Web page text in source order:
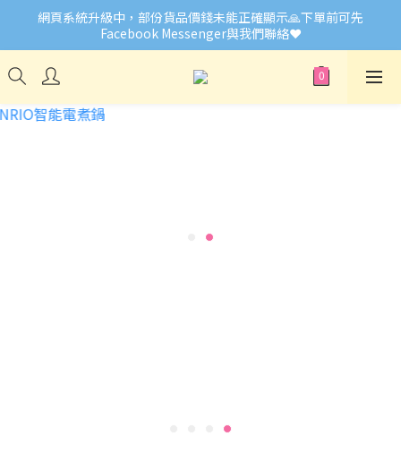
🎉Welcome to Little Buddies 小伙子
網頁系統升級中，部份貨品價錢未能正確顯示🙏下單前可先
Facebook Messenger與我們聯絡❤️
🎉Welcome to Little Buddies 小伙子